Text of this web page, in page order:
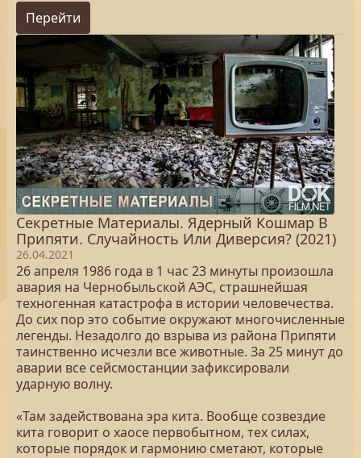
Перейти
Секретные Материалы. Ядерный Кошмар В
Припяти. Случайность Или Диверсия? (2021)
26.04.2021
26 апреля 1986 года в 1 час 23 минуты произошла
авария на Чернобыльской АЭС, страшнейшая
техногенная катастрофа в истории человечества.
До сих пор это событие окружают многочисленные
легенды. Незадолго до взрыва из района Припяти
таинственно исчезли все животные. За 25 минут до
аварии все сейсмостанции зафиксировали
ударную волну.
«Там задействована эра кита. Вообще созвездие
кита говорит о хаосе первобытном, тех силах,
которые порядок и гармонию сметают, которые